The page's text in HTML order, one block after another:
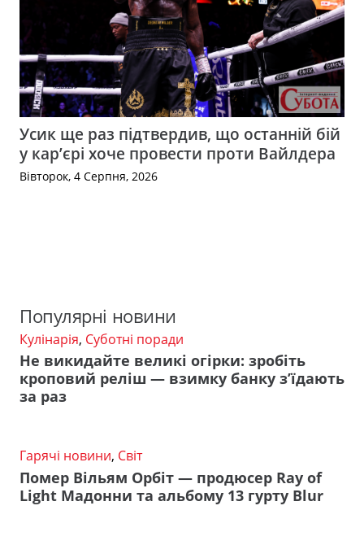
Усик ще раз підтвердив, що останній бій
у кар’єрі хоче провести проти Вайлдера
Вівторок, 4 Серпня, 2026
Популярні новини
Кулінарія, Суботні поради
Не викидайте великі огірки: зробіть
кроповий реліш — взимку банку з’їдають
за раз
Гарячі новини, Світ
Помер Вільям Орбіт — продюсер Ray of
Light Мадонни та альбому 13 гурту Blur